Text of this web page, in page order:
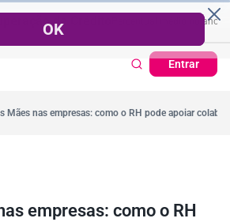
de Crédito 38,7%
Entrar
Cartão de Crédito | Cadastro
Mães nas empresas: como o RH pode apoiar
empresas: como o RH